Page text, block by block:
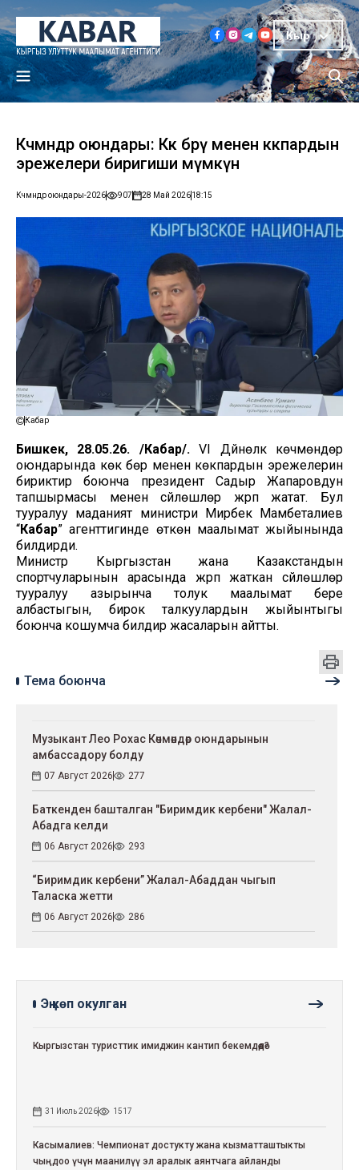
Кыр
Көчмөндөр оюндары: Көк бөрү менен көкпардын
эрежелери биригиши мүмкүн
Көчмөндөр оюндары-2026 907 28 Май 202618:15
Кабар
Бишкек, 28.05.26. /Кабар/.VI Дүйнөлүк көчмөндөр
оюндарында көк бөрү менен көкпардын эрежелерин
бириктирүү боюнча президент Садыр Жапаровдун
тапшырмасы менен сүйлөшүүлөр жүрүп жатат. Бул
тууралуу маданият министри Мирбек Мамбеталиев
“Кабар” агенттигинде өткөн маалымат жыйынында
билдирди.
Министр Кыргызстан жана Казакстандын
спортчуларынын арасында жүрүп жаткан сүйлөшүүлөр
тууралуу азырынча толук маалымат бере
албастыгын, бирок талкуулардын жыйынтыгы
боюнча кошумча билдирүү жасаларын айтты.
Тема боюнча
Музыкант Лео Рохас Көчмөндөр оюндарынын
амбассадору болду
07 Август 2026 277
Баткенден башталган "Биримдик кербени" Жалал-
Абадга келди
06 Август 2026 293
“Биримдик кербени” Жалал-Абаддан чыгып
Таласка жетти
06 Август 2026 286
Эң көп окулган
Кыргызстан туристтик имиджин кантип бекемдөөдө?
31 Июль 2026 1517
Касымалиев: Чемпионат достукту жана кызматташтыкты
чыңдоо үчүн маанилүү эл аралык аянтчага айланды